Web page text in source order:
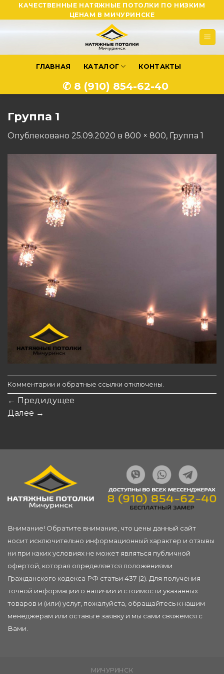
to
КАЧЕСТВЕННЫЕ НАТЯЖНЫЕ ПОТОЛКИ ПО НИЗКИМ
ЦЕНАМ В МИЧУРИНСКЕ
ГЛАВНАЯ КАТАЛОГ КОНТАКТЫ
✆ 8 (910) 854-62-40
Группа 1
Опублековано 25.09.2020 в 800 × 800, Группа 1
Комментарии и обратные ссылки отключены.
← Предидущее
Далее →
Внимание! Обратите внимание, что цены данный сайт
носит исключительно информационный характер и отзывы
ни при каких условиях не может являться публичной
офертой, которая определяется положениями
Гражданского кодекса РФ статьи 437 (2). Для получения
точной информации о наличии и стоимости указанных
товаров и (или) услуг, пожалуйста, обращайтесь к нашим
менеджерам или оставьте заявку и мы сами свяжемся с
Вами.
МИЧУРИНСК